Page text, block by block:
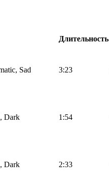
Длительность
Sad 3:23
Dark 1:54
Dark 2:33